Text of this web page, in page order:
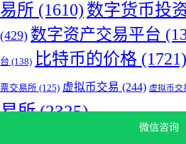
易所 (1610) 数字货币投
(429) 数字资产交易平台
台 (138) 比特币的价格 (1721)
票交易所 (125) 虚拟币交易 (244) 虚拟币交
易所(2325)
微信咨询